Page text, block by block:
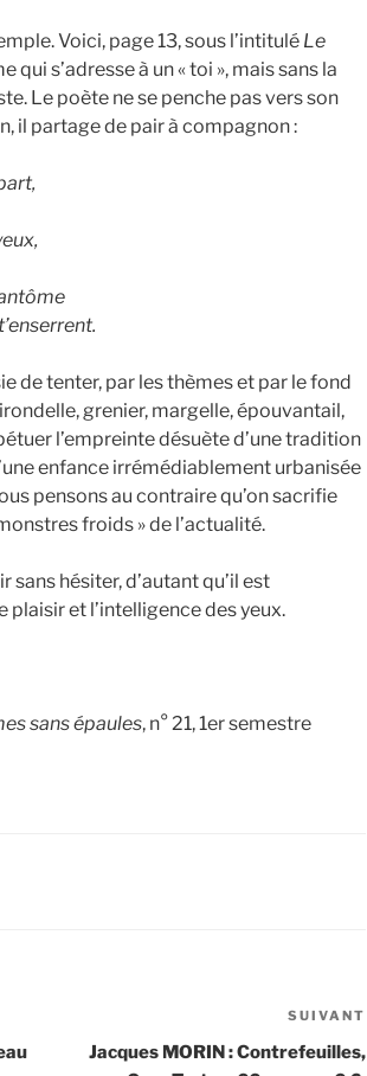
Voici, page 13, sous l’intitulé Le
qui s’adresse à un « toi », mais sans la
Le poète ne se penche pas vers son
il partage de pair à compagnon :
de tenter, par les thèmes et par le fond
grenier, margelle, épouvantail,
l’empreinte désuète d’une tradition
enfance irrémédiablement urbanisée
pensons au contraire qu’on sacrifie
froids » de l’actualité.
sans hésiter, d’autant qu’il est
et l’intelligence des yeux.
sans épaules, n° 21, 1er semestre
SUIVANT
Jacques MORIN : Contrefeuilles,